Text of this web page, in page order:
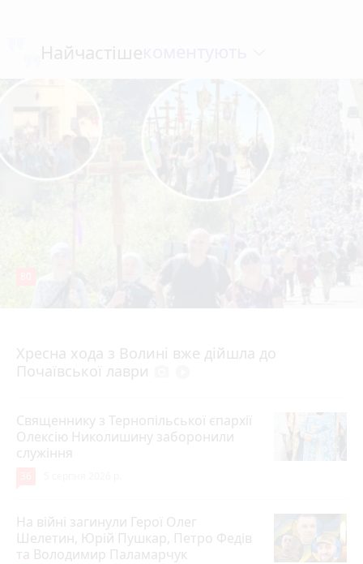
Найчастіше
Хресна хода з Волині вже дійшла до
Почаївської лаври
Священнику з Тернопільської єпархії
Олексію Николишину заборонили
служіння
На війні загинули Герої Олег
Шелетин, Юрій Пушкар, Петро Федів
та Володимир Паламарчук